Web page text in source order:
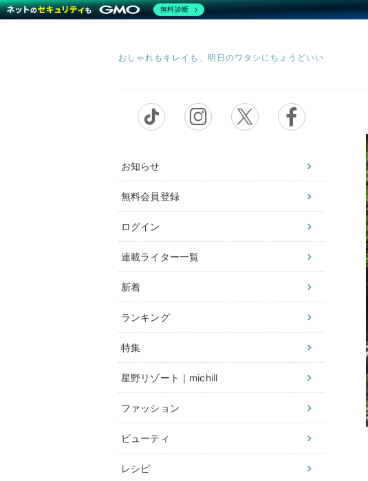
お知らせ
無料会員登録
ログイン
連載ライター一覧
新着
ランキング
特集
星野リゾート｜michill
ファッション
ビューティ
レシピ
無料診断